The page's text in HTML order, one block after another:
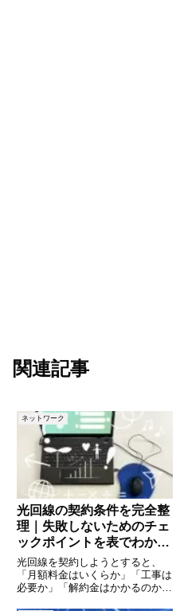
関連記事
ネットワーク
光回線の契約条件を完全整
理｜失敗しないためのチェ
ックポイントを表でわかり
やすく解説
光回線を契約しようとすると、
「月額料金はいくらか」「工事は
必要か」「解約金はかかるのか」